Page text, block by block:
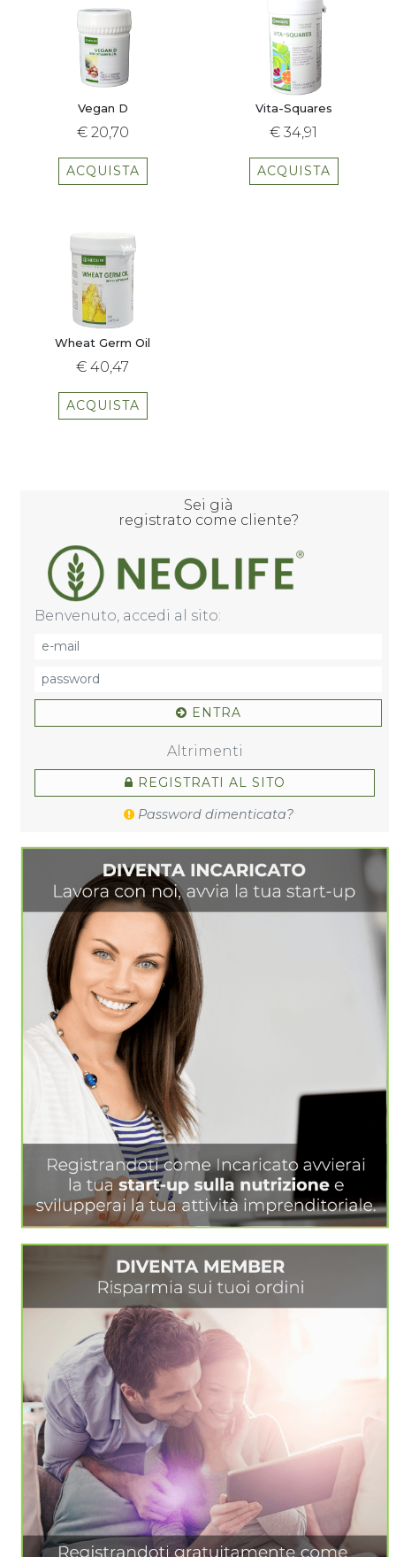
Vegan D
€ 20,70
ACQUISTA
Vita-Squares
€ 34,91
ACQUISTA
Wheat Germ Oil
€ 40,47
ACQUISTA
Sei già
registrato come cliente?
Benvenuto, accedi al sito:
ENTRA
Altrimenti
REGISTRATI AL SITO
Password dimenticata?